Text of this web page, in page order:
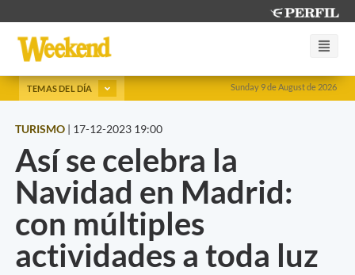
Sunday 9 de August de 2026
TEMAS DEL DÍA
TURISMO | 17-12-2023 19:00
Así se celebra la
Navidad en Madrid:
con múltiples
actividades a toda luz